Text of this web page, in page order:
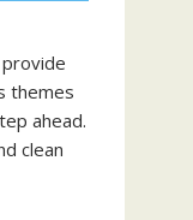
themes
ahead.
clean